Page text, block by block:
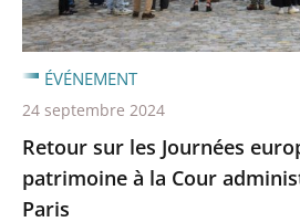
Retour sur les Journées
patrimoine à la Cour
Paris
ÉVÉNEMENT
24 septembre 2024